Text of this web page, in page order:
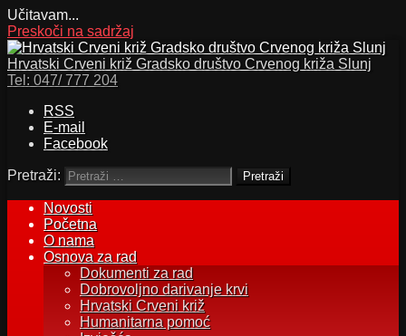
Učitavam...
Preskoči na sadržaj
Hrvatski Crveni križ Gradsko društvo Crvenog križa Slunj
Tel: 047/ 777 204
RSS
E-mail
Facebook
Pretraži:
Novosti
Početna
O nama
Osnova za rad
Dokumenti za rad
Dobrovoljno darivanje krvi
Hrvatski Crveni križ
Humanitarna pomoć